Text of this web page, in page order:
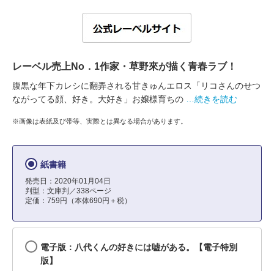
レーベル売上No．1作家・草野來が描く青春ラブ！
腹黒な年下カレシに翻弄される甘きゅんエロス「リコさんのせつ
ながってる顔、好き。大好き」お嬢様育ちの
…続きを読む
※画像は表紙及び帯等、実際とは異なる場合があります。
紙書籍
発売日：2020年01月04日
判型：文庫判／338ページ
定価：759円（本体690円＋税）
電子版：八代くんの好きには嘘がある。【電子特別
版】